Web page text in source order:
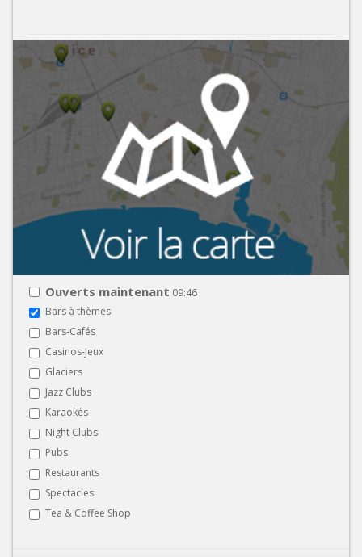
Ouverts maintenant 09:46
Bars à thèmes
Bars-Cafés
Casinos-Jeux
Glaciers
Jazz Clubs
Karaokés
Night Clubs
Pubs
Restaurants
Spectacles
Tea & Coffee Shop